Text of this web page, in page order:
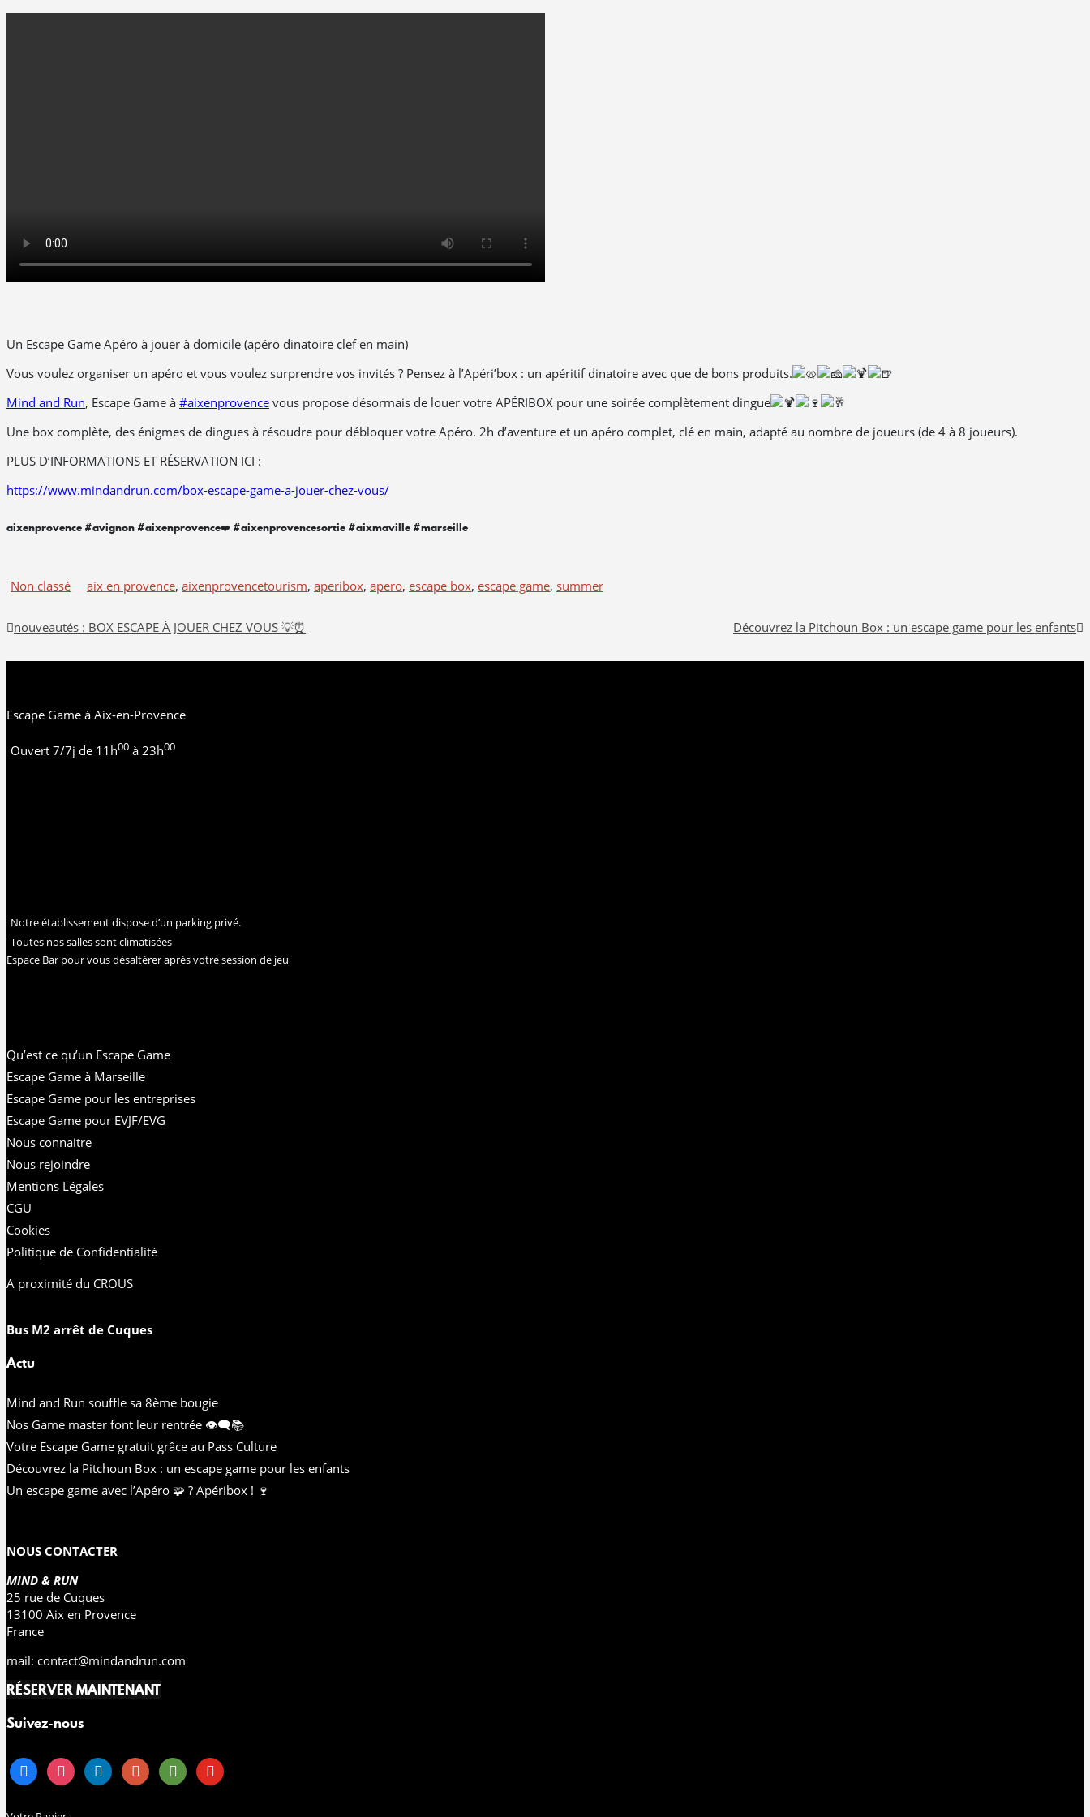
Un Escape Game Apéro à jouer à domicile (apéro dinatoire clef en main)
Vous voulez organiser un apéro et vous voulez surprendre vos invités ? Pensez à l’Apéri’box : un apéritif dinatoire avec que de bons produits.
Mind and Run, Escape Game à #aixenprovence vous propose désormais de louer votre APÉRIBOX pour une soirée complètement dingue
Une box complète, des énigmes de dingues à résoudre pour débloquer votre Apéro. 2h d’aventure et un apéro complet, clé en main, adapté au nombre de joueurs (de 4 à 8 joueurs).
PLUS D’INFORMATIONS ET RÉSERVATION ICI :
https://www.mindandrun.com/box-escape-game-a-jouer-chez-vous/
aixenprovence #avignon #aixenprovence❤️ #aixenprovencesortie #aixmaville #marseille
Non classé aix en provence, aixenprovencetourism, aperibox, apero, escape box, escape game, summer
Navigation
de
nouveautés : BOX ESCAPE À JOUER CHEZ VOUS 💡⏰ Découvrez la Pitchoun Box : un escape game pour les enfants
Escape Game à Aix-en-Provence
Ouvert 7/7j de 11h00 à 23h00
Notre établissement dispose d’un parking privé.
Toutes nos salles sont climatisées
Espace Bar pour vous désaltérer après votre session de jeu
Qu’est ce qu’un Escape Game
Escape Game à Marseille
Escape Game pour les entreprises
Escape Game pour EVJF/EVG
Nous connaitre
Nous rejoindre
Mentions Légales
CGU
Cookies
Politique de Confidentialité
A proximité du CROUS
Bus M2 arrêt de Cuques
Actu
Mind and Run souffle sa 8ème bougie
Nos Game master font leur rentrée 👁️‍🗨️📚
Votre Escape Game gratuit grâce au Pass Culture
Découvrez la Pitchoun Box : un escape game pour les enfants
Un escape game avec l’Apéro 🧩 ? Apéribox ! 🍷
NOUS CONTACTER
MIND & RUN
25 rue de Cuques
13100 Aix en Provence
France
mail: contact@mindandrun.com
RÉSERVER MAINTENANT
Suivez-nous
facebookinstagramlinkedingoogle-
maps
tripadvisor
youtube